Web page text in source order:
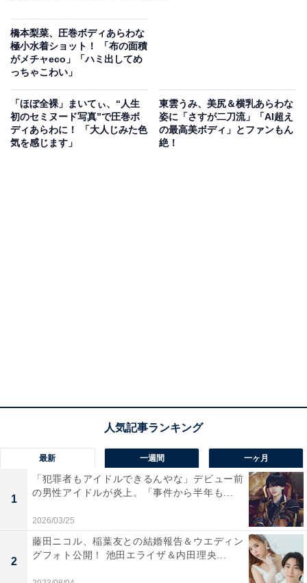
橋本梨菜、圧巻ボディあらわな
極小水着ショット！ 「布の面積
がメチャeco」「ハミ出してめ
っちゃこわい」
「ほぼ全裸」まいてぃ、“人生
初のセミヌード写真”で圧巻ボ
ディあらわに！ 「大人じみた色
気を感じます」
東雲うみ、美尻＆横乳あらわな
姿に「さすが二刀流」「AI超え
の最高美ボディ」とファンもん
絶！
最新 一週間 一ヶ月
1
「犯罪者もアイドルできるんやな」デビュー前
の男性アイドルが炎上。「事件から半年も...
2026/03/25
2
藤田ニコル、稲葉友との結婚報告＆ウエディン
グフォト公開！ 池田エライザ＆内田理央...